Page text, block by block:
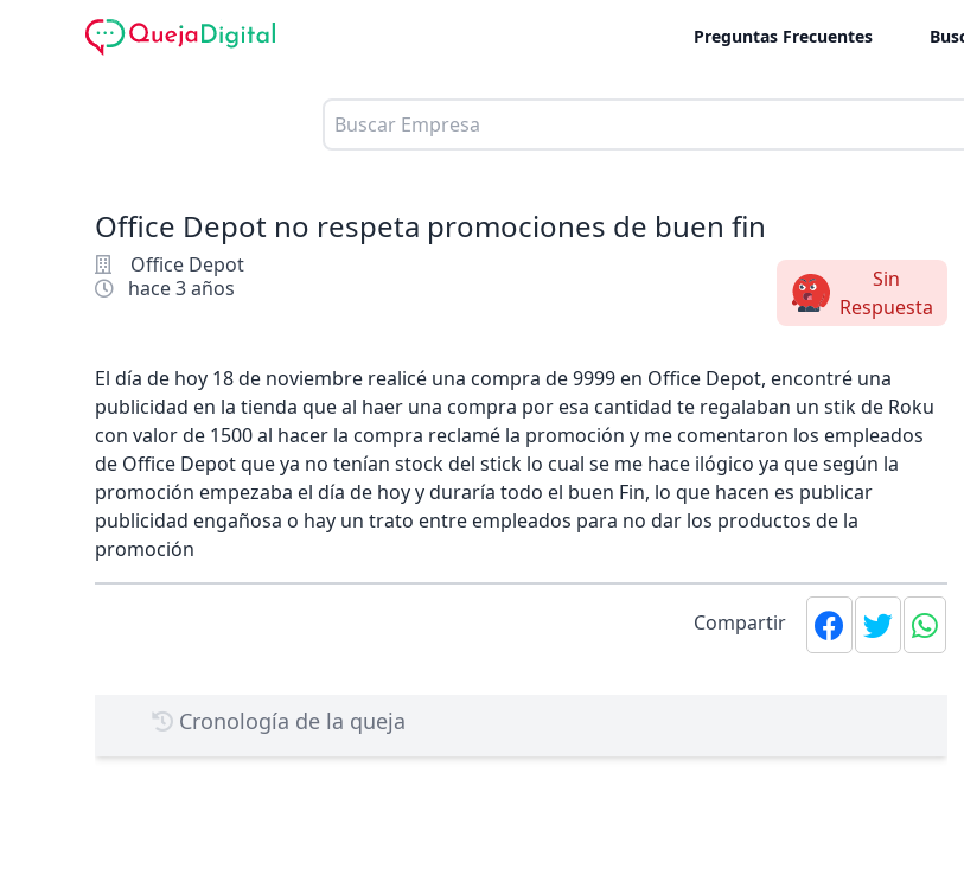
Preguntas Frecuentes
Office Depot no respeta promociones de buen fin
Office Depot
hace 3 años
Sin
Respuesta
El día de hoy 18 de noviembre realicé una compra de 9999 en Office Depot, encontré una
publicidad en la tienda que al haer una compra por esa cantidad te regalaban un stik de Roku
con valor de 1500 al hacer la compra reclamé la promoción y me comentaron los empleados
de Office Depot que ya no tenían stock del stick lo cual se me hace ilógico ya que según la
promoción empezaba el día de hoy y duraría todo el buen Fin, lo que hacen es publicar
publicidad engañosa o hay un trato entre empleados para no dar los productos de la
promoción
Compartir
Cronología de la queja